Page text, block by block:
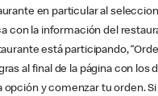
en particular al
con la información del
está participando,
al final de la página con los
opción y comenzar tu orden.